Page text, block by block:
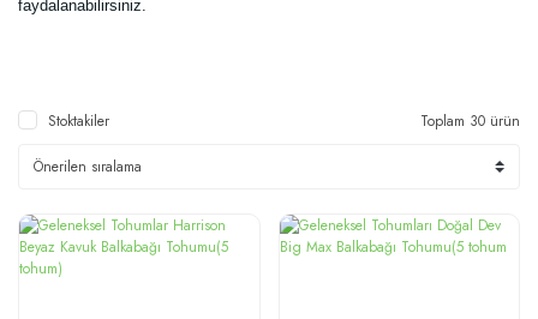
faydalanabilirsiniz.
Stoktakiler Toplam 30 ürün